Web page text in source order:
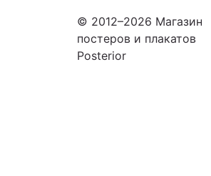
© 2012–2026 Магазин
постеров и плакатов
Posterior